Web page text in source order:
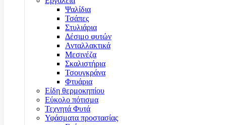
Ψαλίδια
Τσάπες
Στυλιάρια
Δέσιμο φυτών
Ανταλλακτικά
Μεσινέζα
Σκαλιστήρια
Τσουγκράνα
Φτυάρια
Είδη θερμοκηπίου
Εύκολο πότισμα
Τεχνητά Φυτά
Υφάσματα προστασίας